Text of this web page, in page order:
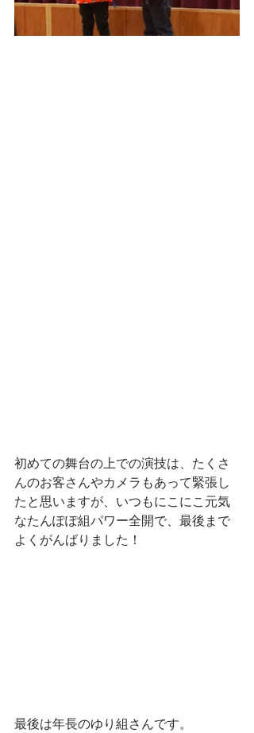
初めての舞台の上での演技は、たくさ
んのお客さんやカメラもあって緊張し
たと思いますが、いつもにこにこ元気
なたんぽぽ組パワー全開で、最後まで
よくがんばりました！
最後は年長のゆり組さんです。